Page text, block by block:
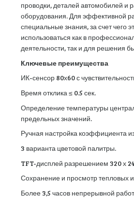
проводки, деталей автомобилей и
оборудования. Для эффективной
специальные знания, за счет чего
использоваться как в
деятельности, так и для решения
Ключевые преимущества
ИК-сенсор 80х60 с
Время отклика ≤ 0.5 сек.
Определение температуры
предельных значений.
Ручная настройка коэффициента
3 варианта цветовой палитры.
TFT-дисплей разрешением 320 х
Сохранение и просмотр тепловых
Более 3,5 часов непрерывной